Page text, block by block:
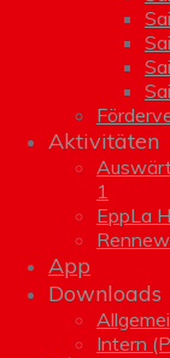
Aktivitäten
1
EppLa
App
Downloads
Intern